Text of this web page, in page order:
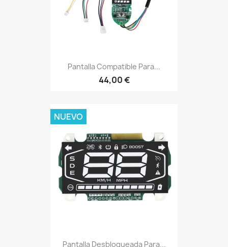
Pantalla Compatible Para...
44,00 €
Pantalla Desbloqueada Para...
NUEVO